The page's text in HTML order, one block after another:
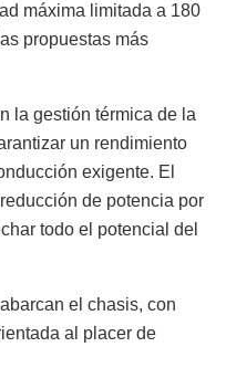
máxima limitada a 180
propuestas más
la gestión térmica de la
un rendimiento
exigente. El
de potencia por
todo el potencial del
el chasis, con
al placer de